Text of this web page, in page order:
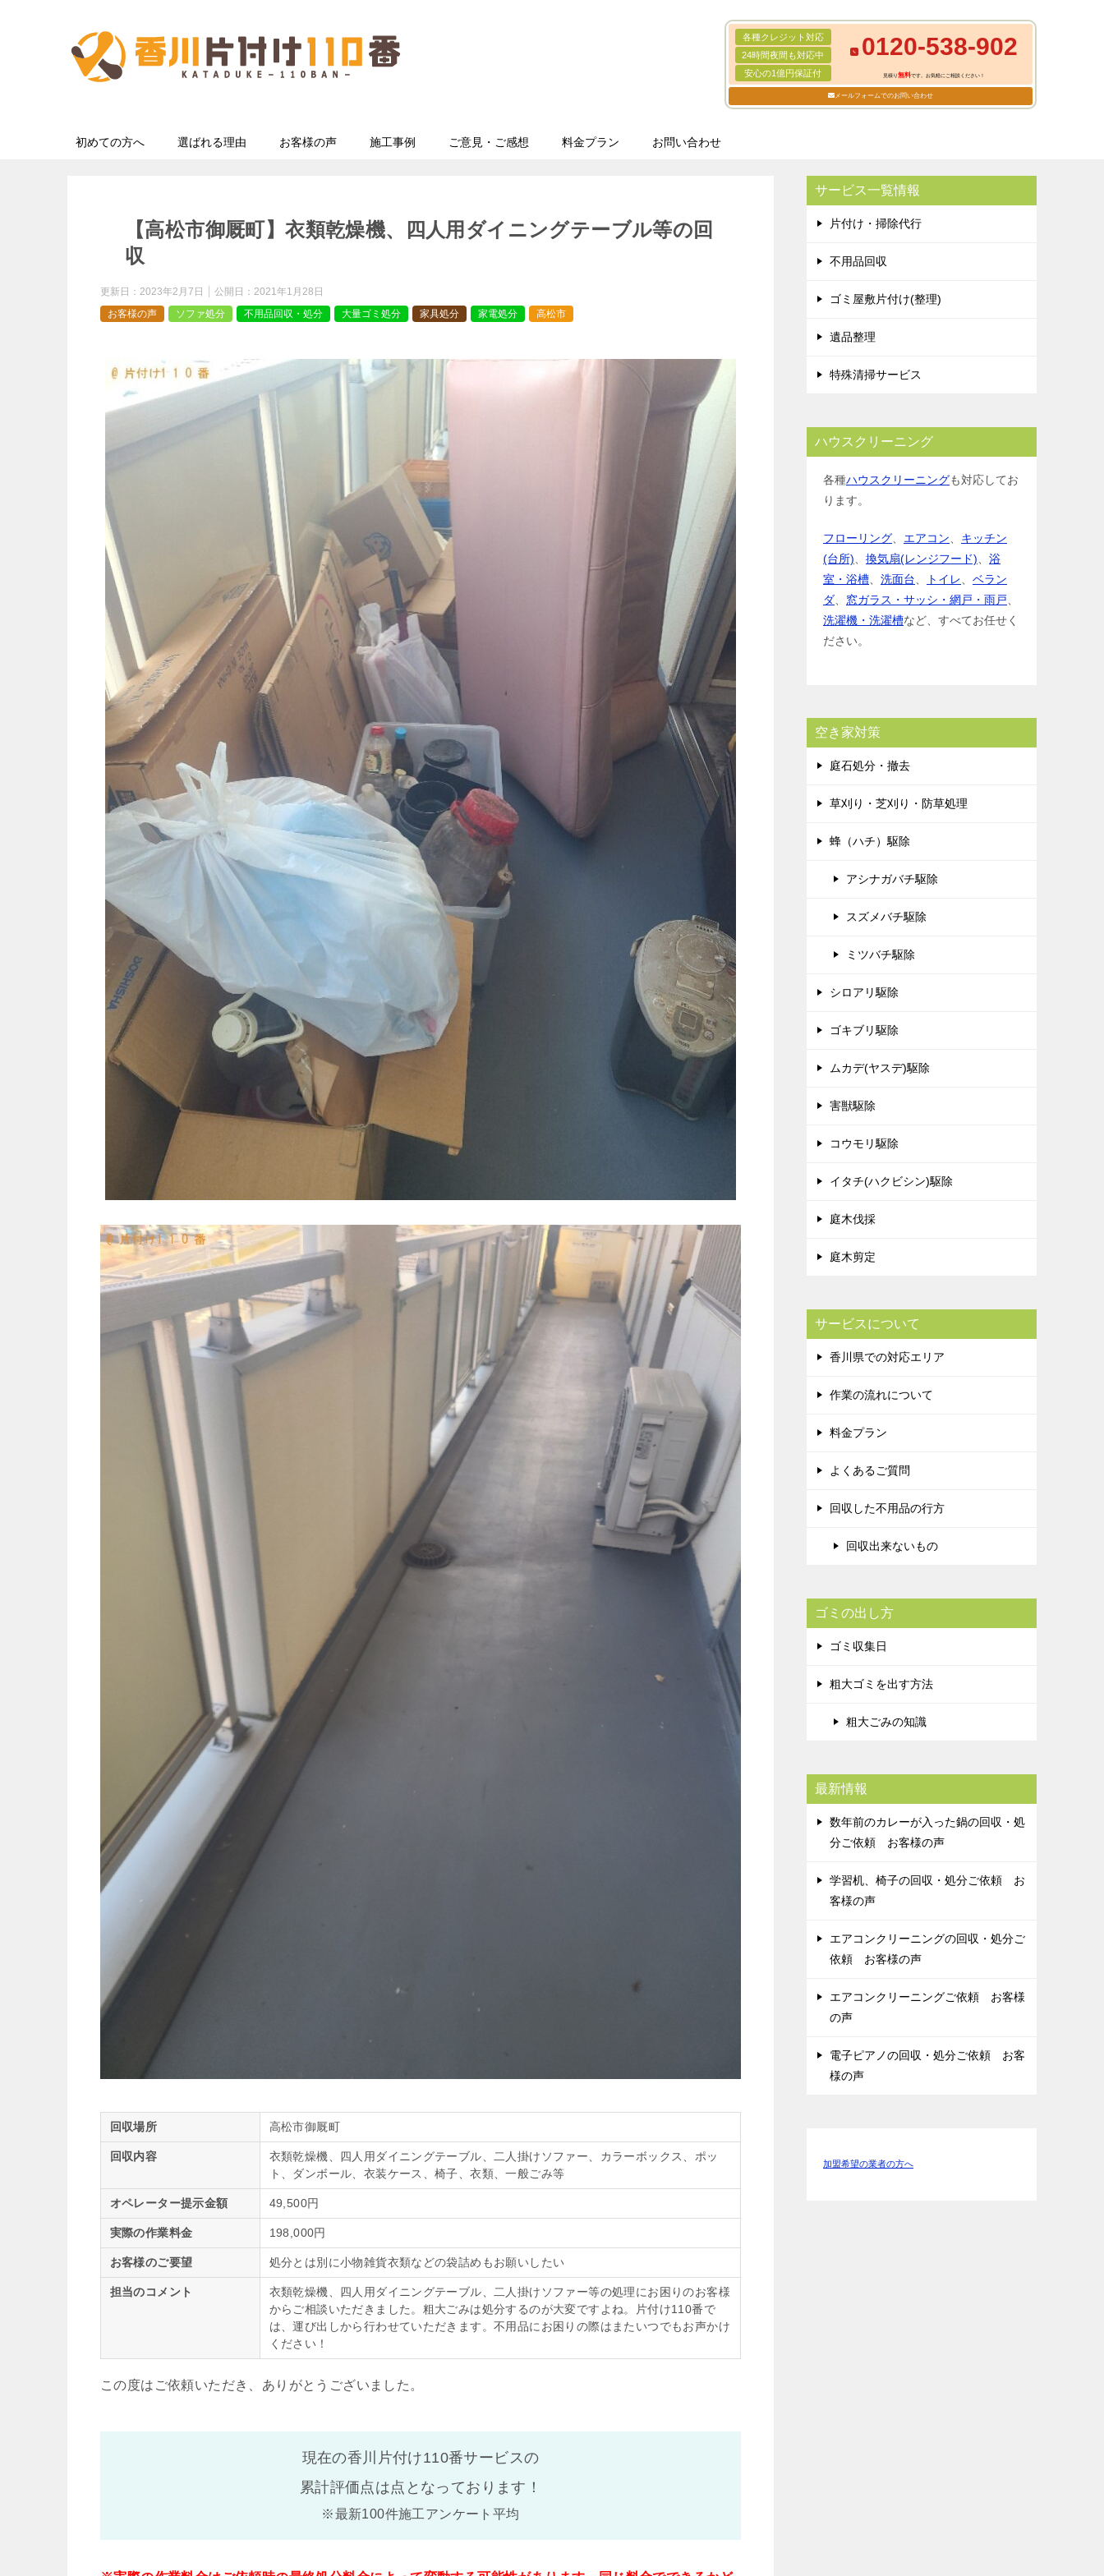
各種クレジット対応
24時間夜間も対応中
安心の1億円保証付
0120-538-902
見積り無料です。お気軽にご相談ください！
メールフォームでのお問い合わせ
初めての方へ 選ばれる理由 お客様の声 施工事例 ご意見・ご感想 料金プラン お問い合わせ
【高松市御厩町】衣類乾燥機、四人用ダイニングテーブル等の回
収
更新日： 2023年2月7日 公開日： 2021年1月28日
お客様の声
ソファ処分 不用品回収・処分 大量ゴミ処分 家具処分 家電処分 高松市
回収場所 高松市御厩町
回収内容
衣類乾燥機、四人用ダイニングテーブル、二人掛けソファー、カラーボックス、ポッ
ト、ダンボール、衣装ケース、椅子、衣類、一般ごみ等
オペレーター提示金額 49,500円
実際の作業料金 198,000円
お客様のご要望 処分とは別に小物雑貨衣類などの袋詰めもお願いしたい
担当のコメント
衣類乾燥機、四人用ダイニングテーブル、二人掛けソファー等の処理にお困りのお客様
からご相談いただきました。粗大ごみは処分するのが大変ですよね。片付け110番で
は、運び出しから行わせていただきます。不用品にお困りの際はまたいつでもお声かけ
ください！
この度はご依頼いただき、ありがとうございました。
現在の香川片付け110番サービスの
累計評価点は点となっております！
※最新100件施工アンケート平均
サービス一覧情報
片付け・掃除代行
不用品回収
ゴミ屋敷片付け(整理)
遺品整理
特殊清掃サービス
ハウスクリーニング
各種ハウスクリーニングも対応してお
ります。
フローリング エアコン
キッチン
(台所)
換気扇(レンジフード)
浴
室・浴槽
洗面台 トイレ
ベラン
ダ
窓ガラス・サッシ・網戸・雨戸
洗濯機・洗濯槽など、すべてお任せく
ださい。
空き家対策
庭石処分・撤去
草刈り・芝刈り・防草処理
蜂（ハチ）駆除
アシナガバチ駆除
スズメバチ駆除
ミツバチ駆除
シロアリ駆除
ゴキブリ駆除
ムカデ(ヤスデ)駆除
害獣駆除
コウモリ駆除
イタチ(ハクビシン)駆除
庭木伐採
庭木剪定
サービスについて
香川県での対応エリア
作業の流れについて
料金プラン
よくあるご質問
回収した不用品の行方
回収出来ないもの
ゴミの出し方
ゴミ収集日
粗大ゴミを出す方法
粗大ごみの知識
最新情報
数年前のカレーが入った鍋の回収・処
分ご依頼 お客様の声
学習机、椅子の回収・処分ご依頼 お
客様の声
エアコンクリーニングの回収・処分ご
依頼 お客様の声
エアコンクリーニングご依頼 お客様
の声
電子ピアノの回収・処分ご依頼 お客
様の声
加盟希望の業者の方へ